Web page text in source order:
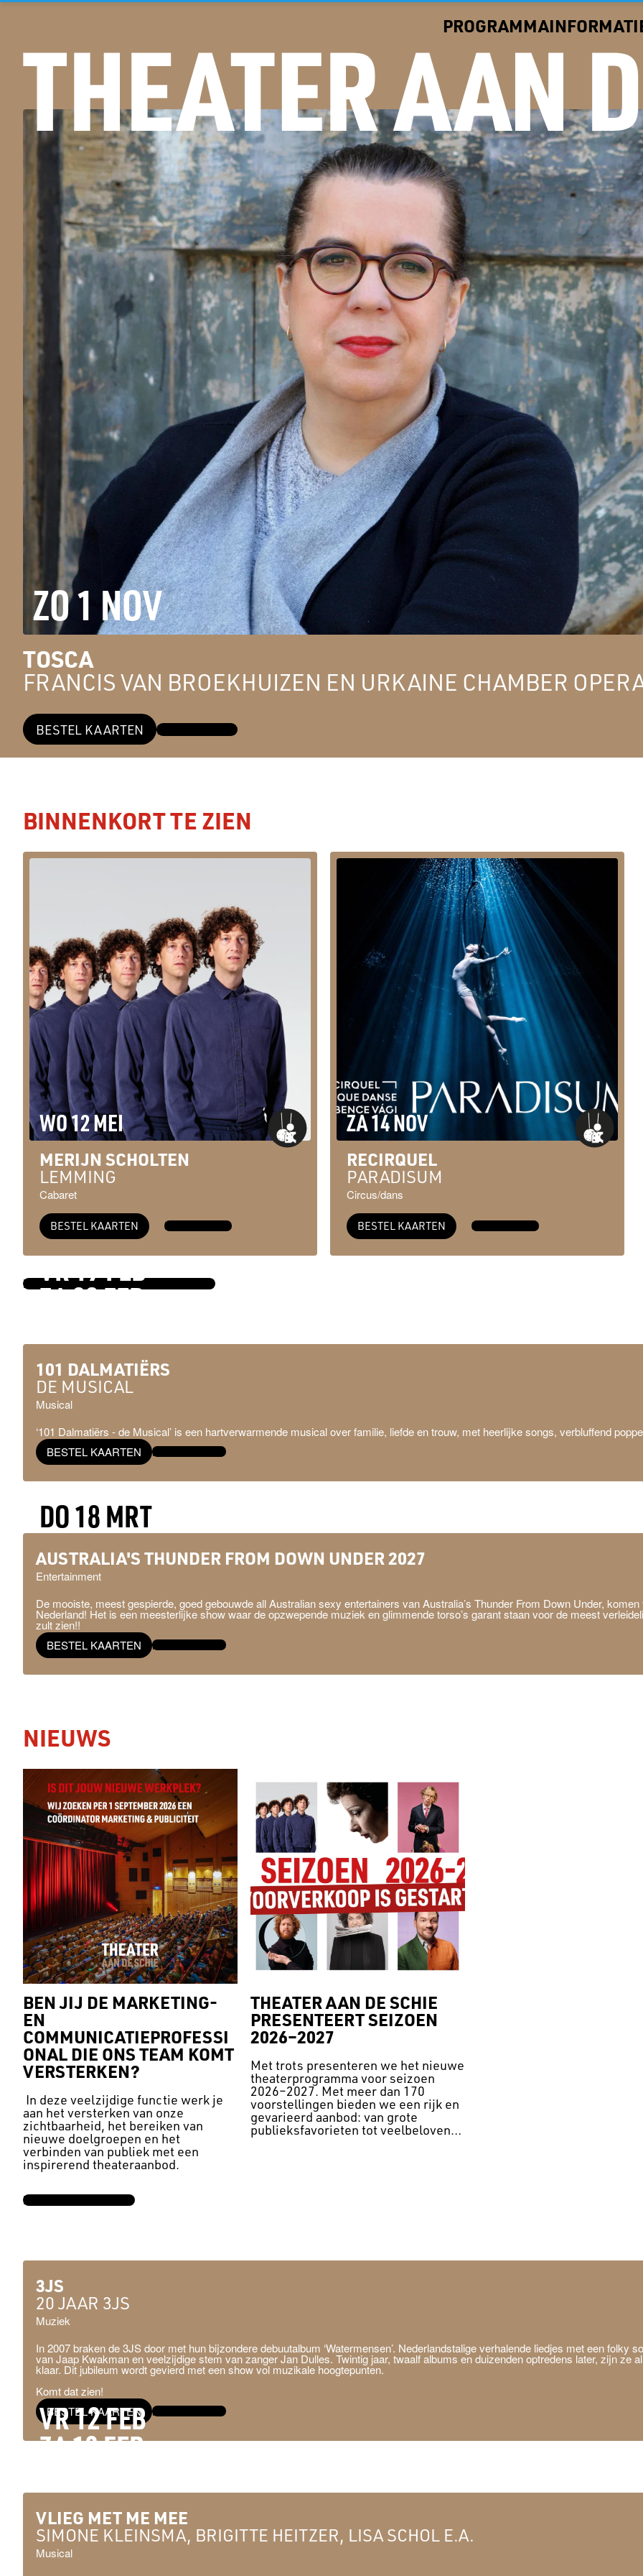
PROGRAMMA
ZO 1 NOV
TOSCA
FRANCIS VAN BROEKHUIZEN EN URKAINE CHAMBER
BESTEL KAARTEN MEER INFO →
BINNENKORT TE ZIEN
WO 12 MEI
MERIJN SCHOLTEN
LEMMING
Cabaret
BESTEL KAARTEN MEER INFO →
ZA 14 NOV
RECIRQUEL
PARADISUM
Circus/dans
BESTEL KAARTEN MEER INFO →
BEKIJK DE VOLLEDIGE AGENDA →
VR 19 FEB
ZA 20 FEB
101 DALMATIËRS
DE MUSICAL
Musical
‘101 Dalmatiërs - de Musical’ is een hartverwarmende musical over familie, liefde en trouw, met heerlijke songs, verbluffend
BESTEL KAARTEN
MEER INFO →
DO 18 MRT
AUSTRALIA'S THUNDER FROM DOWN UNDER 2027
Entertainment
De mooiste, meest gespierde, goed gebouwde all Australian sexy entertainers van Australia’s Thunder From Down Under,
Nederland! Het is een meesterlijke show waar de opzwepende muziek en glimmende torso’s garant staan voor de meest
zult zien!!
BESTEL KAARTEN
MEER INFO →
NIEUWS
BEN JIJ DE MARKETING-
EN
COMMUNICATIEPROFESSI
ONAL DIE ONS TEAM KOMT
VERSTERKEN?
In deze veelzijdige functie werk je
aan het versterken van onze
zichtbaarheid, het bereiken van
nieuwe doelgroepen en het
verbinden van publiek met een
inspirerend theateraanbod.
THEATER AAN DE SCHIE
PRESENTEERT SEIZOEN
2026–2027
Met trots presenteren we het nieuwe
theaterprogramma voor seizoen
2026–2027. Met meer dan 170
voorstellingen bieden we een rijk en
gevarieerd aanbod: van grote
publieksfavorieten tot veelbelovend
nieuw talent, en van
LEES HIER MEER →
3JS
20 JAAR 3JS
Muziek
In 2007 braken de 3JS door met hun bijzondere debuutalbum ‘Watermensen’. Nederlandstalige verhalende liedjes met een folky
van Jaap Kwakman en veelzijdige stem van zanger Jan Dulles. Twintig jaar, twaalf albums en duizenden optredens later, zijn ze
klaar. Dit jubileum wordt gevierd met een show vol muzikale hoogtepunten.
Komt dat zien!
BESTEL KAARTEN
MEER INFO →
VR 12 FEB
ZA 13 FEB
VLIEG MET ME MEE
SIMONE KLEINSMA, BRIGITTE HEITZER, LISA SCHOL E.A.
Musical